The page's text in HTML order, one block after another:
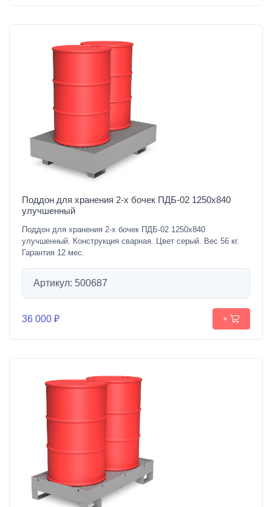
Поддон для хранения 2-х бочек ПДБ-02 1250х840
улучшенный
Поддон для хранения 2-х бочек ПДБ-02 1250х840
улучшенный. Конструкция сварная. Цвет серый. Вес 56 кг.
Гарантия 12 мес.
Артикул: 500687
36 000 ₽ +